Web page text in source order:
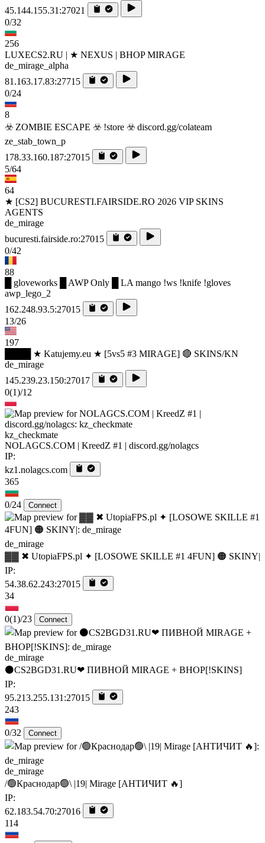
45.144.155.31:27021
0/32
256
LUXECS2.RU | ★ NEXUS | BHOP MIRAGE
de_mirage_alpha
81.163.17.83:27715
0/24
8
☣️ ZOMBIE ESCAPE ☣️ !store ☣️ discord.gg/colateam
ze_stab_town_p
178.33.160.187:27015
5/64
64
★ [CS2] BUCURESTI.FAIRSIDE.RO 2026 VIP SKINS
AGENTS
de_mirage
bucuresti.fairside.ro:27015
0/42
88
█ gloveworks █ AWP Only █ LA mango !ws !knife !gloves
awp_lego_2
162.248.93.5:27015
13/26
197
████ ★ Katujemy.eu ★ [5vs5 #3 MIRAGE] 🔴 SKINS/KN
de_mirage
145.239.23.150:27017
0(1)/12
kz_checkmate
NOLAGCS.COM | KreedZ #1 | discord.gg/nolagcs
IP:
kz1.nolagcs.com
365
0/24 Connect
de_mirage
▓▓ ✖ UtopiaFPS.pl ✦ [LOSOWE SKILLE #1 4FUN] 🟠 SKINY|
IP:
54.38.62.243:27015
34
0(1)/23 Connect
de_mirage
⚫CS2BGD31.RU❤ ПИВНОЙ MIRAGE + BHOP[!SKINS]
IP:
95.213.255.131:27015
243
0/32 Connect
de_mirage
/🟢Краснодар🟢\ |19| Mirage [AHTИЧИT 🔥]
IP:
62.183.54.70:27016
114